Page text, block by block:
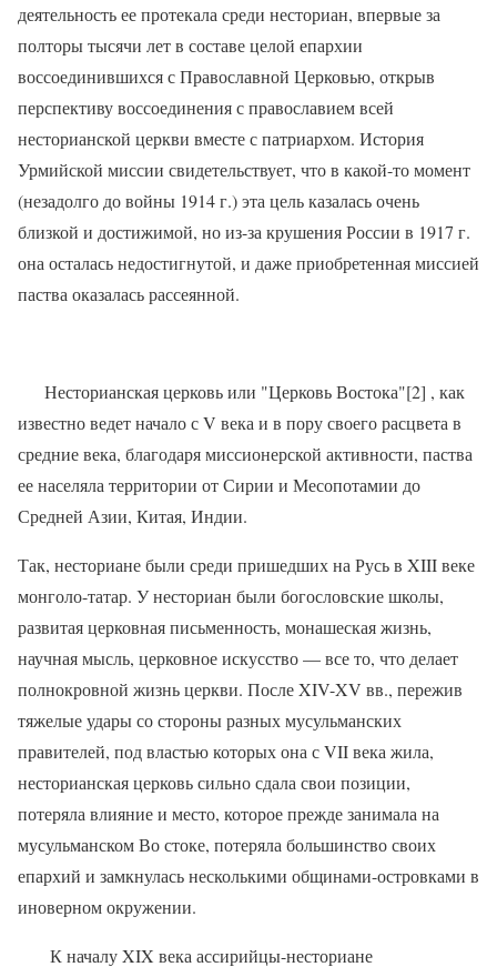
деятельность ее протекала среди несториан, впервые за
полторы тысячи лет в составе целой епархии
воссоединившихся с Православной Церковью, открыв
перспективу воссоединения с православием всей
несторианской церкви вместе с патриархом. История
Урмийской миссии свидетельствует, что в какой-то момент
(незадолго до войны 1914 г.) эта цель казалась очень
близкой и достижимой, но из-за крушения России в 1917 г.
она осталась недостигнутой, и даже приобретенная миссией
паства оказалась рассеянной.
Несторианская церковь или "Церковь Востока"[2] , как
известно ведет начало с V века и в пору своего расцвета в
средние века, благодаря миссионерской активности, паства
ее населяла территории от Сирии и Месопотамии до
Средней Азии, Китая, Индии.
Так, несториане были среди пришедших на Русь в XIII веке
монголо-татар. У несториан были богословские школы,
развитая церковная письменность, монашеская жизнь,
научная мысль, церковное искусство — все то, что делает
полнокровной жизнь церкви. После XIV-XV вв., пережив
тяжелые удары со стороны разных мусульманских
правителей, под властью которых она с VII века жила,
несторианская церковь сильно сдала свои позиции,
потеряла влияние и место, которое прежде занимала на
мусульманском Во стоке, потеряла большинство своих
епархий и замкнулась несколькими общинами-островками в
иноверном окружении.
К началу XIX века ассирийцы-несториане